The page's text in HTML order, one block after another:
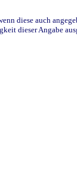
diese auch
dieser Angabe